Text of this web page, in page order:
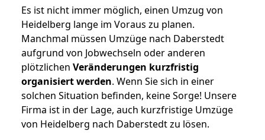
Es ist nicht immer möglich, einen Umzug von
Heidelberg lange im Voraus zu planen.
Manchmal müssen Umzüge nach Daberstedt
aufgrund von Jobwechseln oder anderen
plötzlichen Veränderungen kurzfristig
organisiert werden. Wenn Sie sich in einer
solchen Situation befinden, keine Sorge! Unsere
Firma ist in der Lage, auch kurzfristige Umzüge
von Heidelberg nach Daberstedt zu lösen.